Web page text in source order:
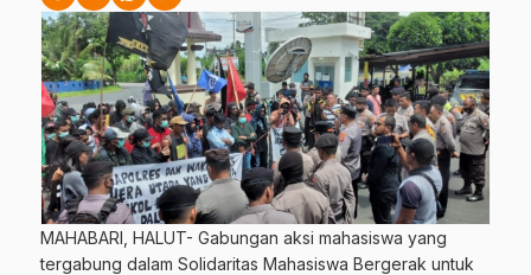
MAHABARI, HALUT- Gabungan aksi mahasiswa yang
tergabung dalam Solidaritas Mahasiswa Bergerak untuk